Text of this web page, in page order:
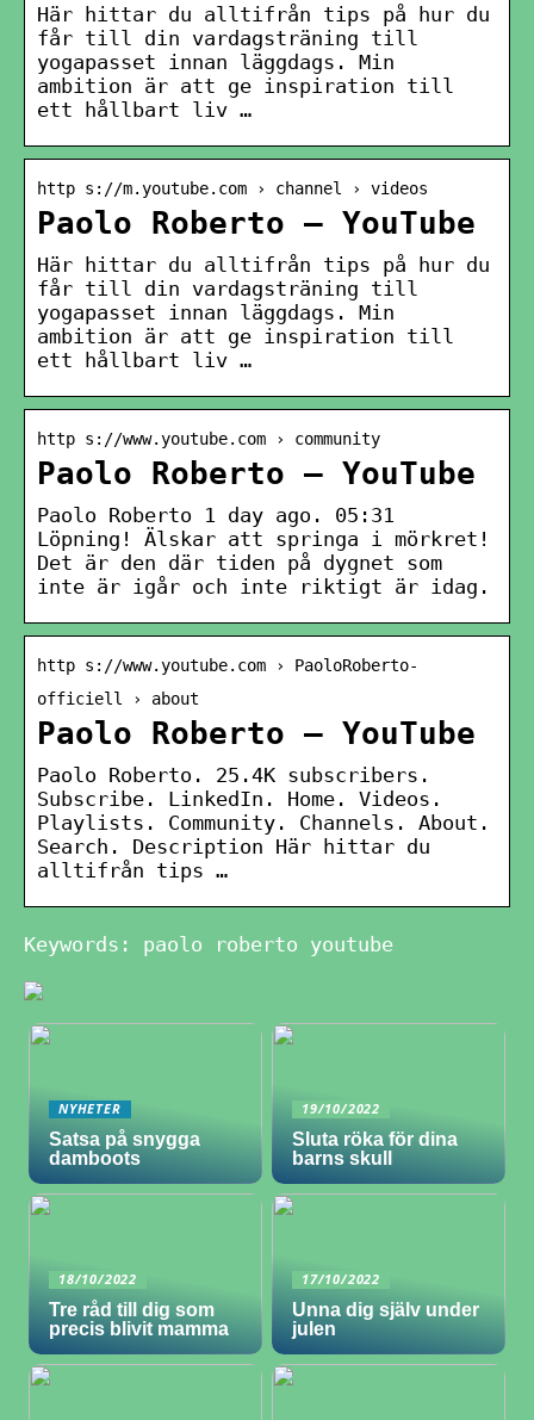
Här hittar du alltifrån tips på hur du
får till din vardagsträning till
yogapasset innan läggdags. Min
ambition är att ge inspiration till
ett hållbart liv …
http s://m.youtube.com › channel › videos
Paolo Roberto – YouTube
Här hittar du alltifrån tips på hur du
får till din vardagsträning till
yogapasset innan läggdags. Min
ambition är att ge inspiration till
ett hållbart liv …
http s://www.youtube.com › community
Paolo Roberto – YouTube
Paolo Roberto 1 day ago. 05:31
Löpning! Älskar att springa i mörkret!
Det är den där tiden på dygnet som
inte är igår och inte riktigt är idag.
http s://www.youtube.com › PaoloRoberto-
officiell › about
Paolo Roberto – YouTube
Paolo Roberto. 25.4K subscribers.
Subscribe. LinkedIn. Home. Videos.
Playlists. Community. Channels. About.
Search. Description Här hittar du
alltifrån tips …
Keywords: paolo roberto youtube
NYHETER
Satsa på snygga
damboots
19/10/2022
Sluta röka för dina
barns skull
18/10/2022
Tre råd till dig som
precis blivit mamma
17/10/2022
Unna dig själv under
julen